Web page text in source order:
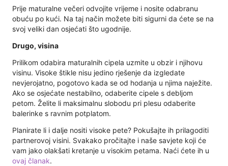
Prije maturalne večeri odvojite vrijeme i nosite odabranu
obuću po kući. Na taj način možete biti sigurni da ćete se na
svoj veliki dan osjećati što ugodnije.
Drugo, visina
Prilikom odabira maturalnih cipela uzmite u obzir i njihovu
visinu. Visoke štikle nisu jedino rješenje da izgledate
nevjerojatno, pogotovo kada se od hodanja u njima naježite.
Ako se osjećate nestabilno, odaberite cipele s debljom
petom. Želite li maksimalnu slobodu pri plesu odaberite
balerinke s ravnim potplatom.
Planirate li i dalje nositi visoke pete? Pokušajte ih prilagoditi
partnerovoj visini. Svakako pročitajte i naše savjete koji će
vam jako olakšati kretanje u visokim petama. Naći ćete ih u
ovaj članak.